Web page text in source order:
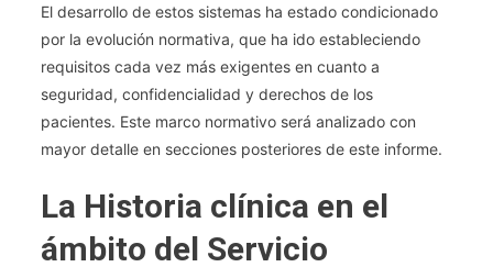
Bases
De
Datos
De
Sistema
Información
De
Lista
El desarrollo de estos sistemas ha estado condicionado
por la evolución normativa, que ha ido estableciendo
requisitos cada vez más exigentes en cuanto a
seguridad, confidencialidad y derechos de los
pacientes. Este marco normativo será analizado con
mayor detalle en secciones posteriores de este informe.
La Historia clínica en el
ámbito del Servicio